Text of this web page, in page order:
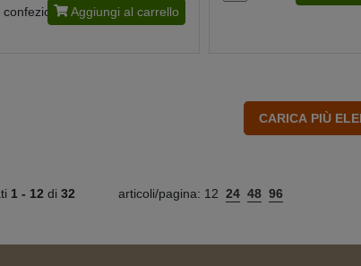
confezione Aggiungi al carrello
1 - 12 di 32 articoli/pagina: 12 24 48 96